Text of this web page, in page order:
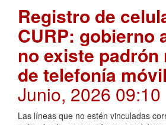
Registro de
CURP: gobierno
no existe padrón
de telefonía móvil
Junio, 2026 09:10
Las líneas que no estén vinculadas